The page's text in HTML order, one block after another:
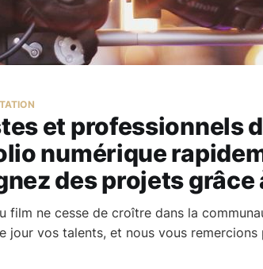
et professionnels
numérique
des projets grâce
film ne cesse de croître dans la
jour vos talents, et nous vous